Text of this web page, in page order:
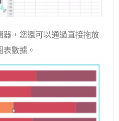
器，您還可以通過直接拖放
數據。